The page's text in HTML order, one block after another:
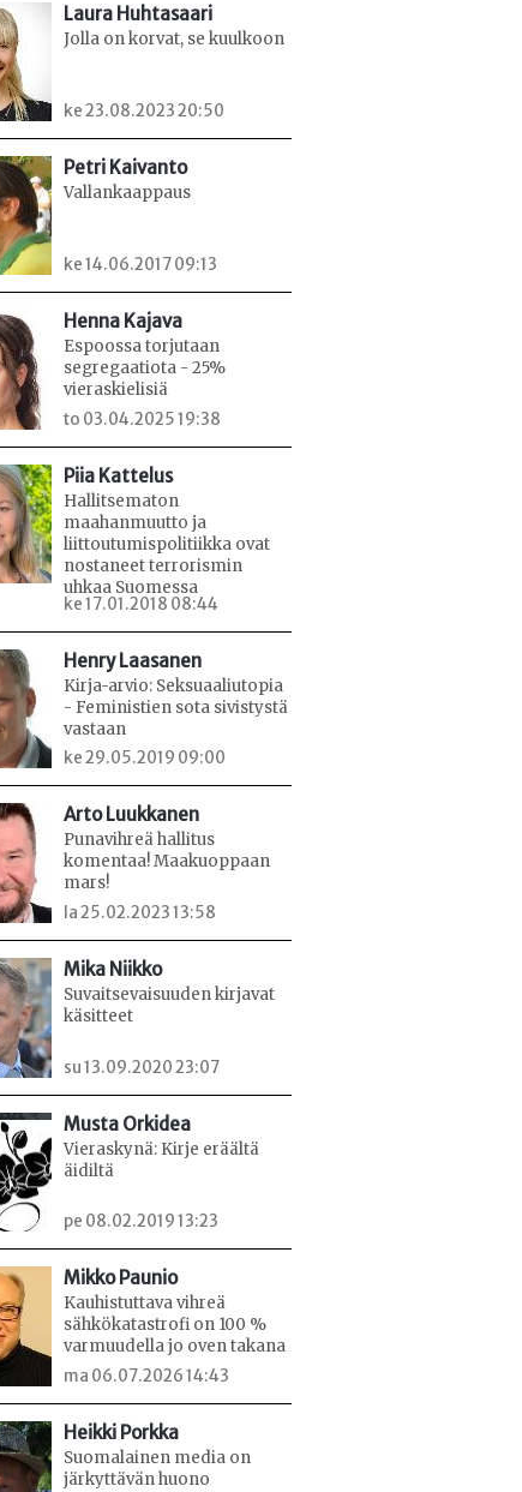
Laura Huhtasaari
Jolla on korvat, se kuulkoon
ke 23.08.2023 20:50
Petri Kaivanto
Vallankaappaus
ke 14.06.2017 09:13
Henna Kajava
Espoossa torjutaan
segregaatiota - 25%
vieraskielisiä
to 03.04.2025 19:38
Piia Kattelus
Hallitsematon
maahanmuutto ja
liittoutumispolitiikka ovat
nostaneet terrorismin
uhkaa Suomessa
ke 17.01.2018 08:44
Henry Laasanen
Kirja-arvio: Seksuaaliutopia
- Feministien sota sivistystä
vastaan
ke 29.05.2019 09:00
Arto Luukkanen
Punavihreä hallitus
komentaa! Maakuoppaan
mars!
la 25.02.2023 13:58
Mika Niikko
Suvaitsevaisuuden kirjavat
käsitteet
su 13.09.2020 23:07
Musta Orkidea
Vieraskynä: Kirje eräältä
äidiltä
pe 08.02.2019 13:23
Mikko Paunio
Kauhistuttava vihreä
sähkökatastrofi on 100 %
varmuudella jo oven takana
ma 06.07.2026 14:43
Heikki Porkka
Suomalainen media on
järkyttävän huono